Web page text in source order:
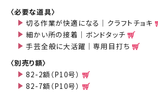
meeting_room ログイン
〈必要な道具〉
切る作業が快適になる｜クラフトチョキ
細かい所の接着｜ボンドタッチ
手芸全般に大活躍｜専用目打ち
〈別売り額〉
82-2額（P10号）
82-7額（P10号）